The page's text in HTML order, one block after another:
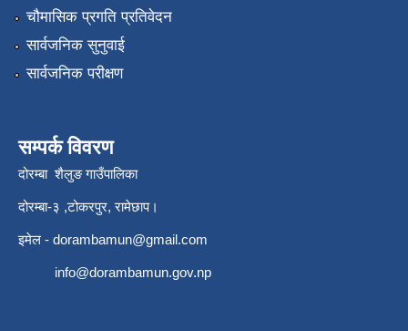
चौमासिक प्रगति प्रतिवेदन
सार्वजनिक सुनुवाई
सार्वजनिक परीक्षण
सम्पर्क विवरण
दोरम्बा शैलुङ गाउँपालिका
दोरम्बा-३ ,टोकरपुर, रामेछाप।
इमेल - dorambamun@gmail.com
info@dorambamun.gov.np